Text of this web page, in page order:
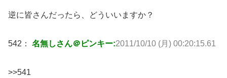
逆に皆さんだったら、どういいますか？
542： 名無しさん＠ピンキー:2011/10/10 (月) 00:20:15.61
>>541